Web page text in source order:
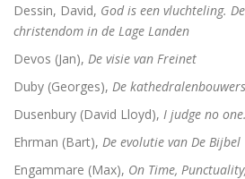
The Christians
Heilige gezangen
Waarover men niet
Over god
Dessin, David, God is een vluchteling.
christendom in de Lage Landen
Devos (Jan), De visie van Freinet
Duby (Georges), De kathedralenbouwers
Dusenbury (David Lloyd), I judge no
Ehrman (Bart), De evolutie van De Bijbel
Engammare (Max), On Time,